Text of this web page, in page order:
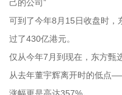
己的公司”
可到了今年8月15日收盘时，
过了430亿港元。
仅从今年7月到现在，东方甄
从去年董宇辉离开时的低点
涨幅更是高达357%。